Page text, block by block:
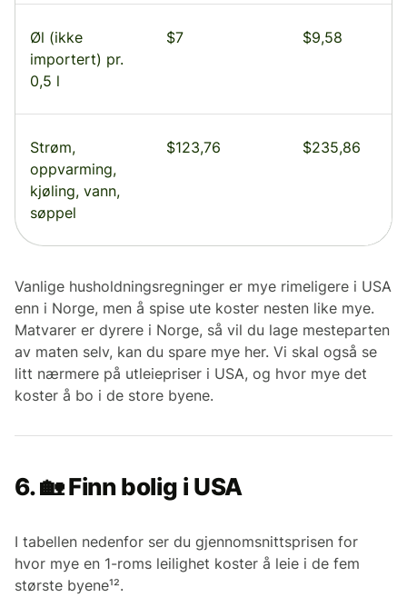
Øl (ikke
importert) pr.
0,5 l
$7 $9,58
Strøm,
oppvarming,
kjøling, vann,
søppel
$123,76 $235,86
Vanlige husholdningsregninger er mye rimeligere i USA
enn i Norge, men å spise ute koster nesten like mye.
Matvarer er dyrere i Norge, så vil du lage mesteparten
av maten selv, kan du spare mye her. Vi skal også se
litt nærmere på utleiepriser i USA, og hvor mye det
koster å bo i de store byene.
6. 🏡 Finn bolig i USA
I tabellen nedenfor ser du gjennomsnittsprisen for
hvor mye en 1-roms leilighet koster å leie i de fem
største byene¹².